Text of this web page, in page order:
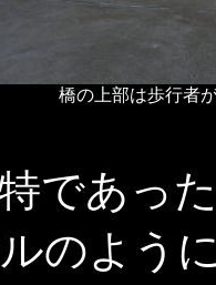
橋の上部は歩行者
であっ
のよう